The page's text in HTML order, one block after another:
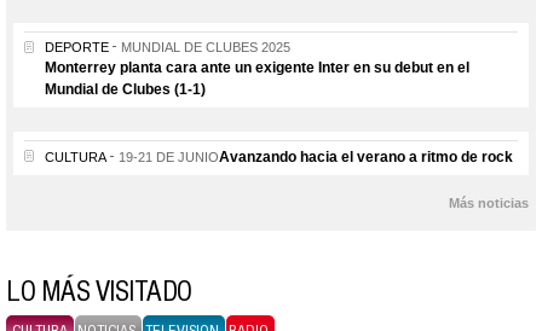
DEPORTE MUNDIAL DE CLUBES 2025
Monterrey planta cara ante un exigente Inter en su debut en el
Mundial de Clubes (1-1)
CULTURA 19-21 DE JUNIOAvanzando hacia el verano a ritmo de rock
Más noticias
LO MÁS VISITADO